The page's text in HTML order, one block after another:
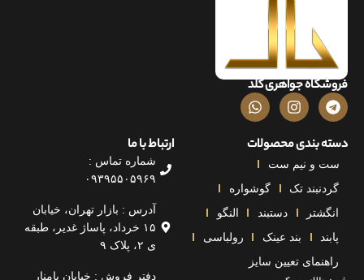
جواهری گلد
محصولات
نیم ست
تک
گوشواره
دستبند
النگو
بند عینک
رولباسی
تعیین سایز
ارتباط با ما
شماره تماس :
۰۹۳۹۵۵۰۵۹۶۹
آدرس : بازار تهران، خیابان
۱۵ خرداد، پاساژ غدیر، طبقه
ی ۲، پلاک ۹
دفتر فروش : خیابان پامنار